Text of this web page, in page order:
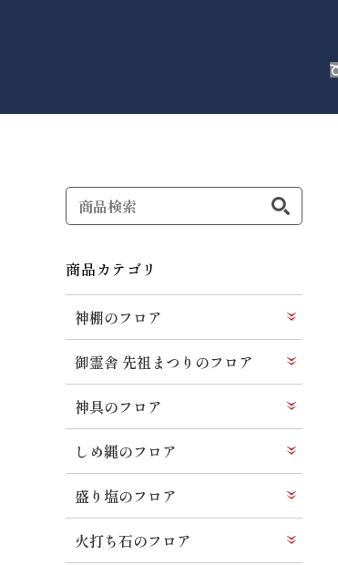
商品カテゴリ
神棚のフロア
御霊舎 先祖まつりのフロア
神具のフロア
しめ縄のフロア
盛り塩のフロア
火打ち石のフロア